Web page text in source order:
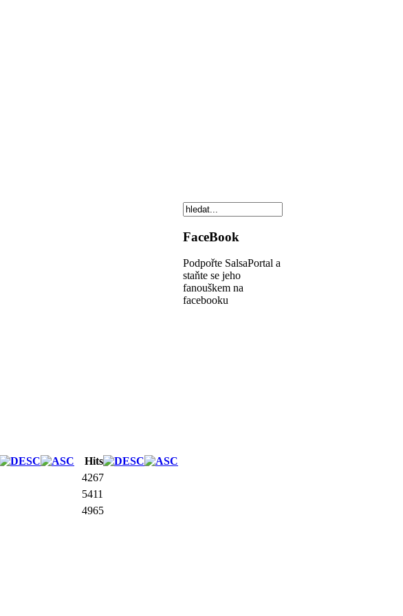
Hits
4267
5411
4965
FaceBook
Podpořte SalsaPortal a
staňte se jeho
fanouškem na
facebooku